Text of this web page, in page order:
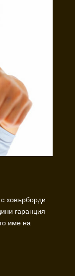
ховърборди
гаранция
име на